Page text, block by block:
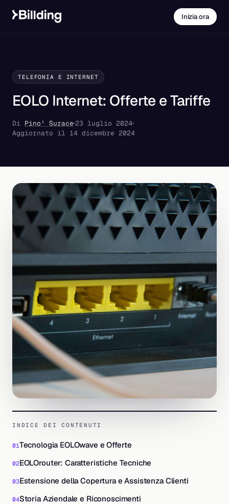
Inizia ora
TELEFONIA E INTERNET
EOLO Internet: Offerte e Tariffe
Di Pino' Surace 23 luglio 2024
Aggiornato il 14 dicembre 2024
INDICE DEI CONTENUTI
Tecnologia EOLOwave e Offerte
EOLOrouter: Caratteristiche Tecniche
Estensione della Copertura e Assistenza Clienti
Storia Aziendale e Riconoscimenti